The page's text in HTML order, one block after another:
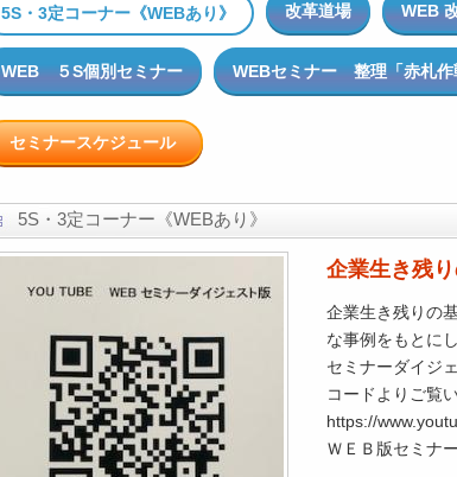
5S・3定コーナー《WEBあり》 改革道場 WEB
WEB ５S個別セミナー WEBセミナー 整理「赤札作
セミナースケジュール
5S・3定コーナー《WEBあり》
企業生き残
企業生き残りの
な事例をもとに
セミナーダイジ
コードよりご覧
https://
ＷＥＢ版セミナ